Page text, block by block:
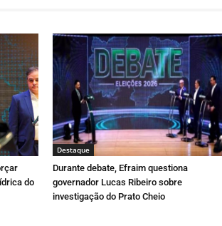
do
Destaque
Durante debate, Efraim questiona
governador Lucas Ribeiro sobre
investigação do Prato Cheio